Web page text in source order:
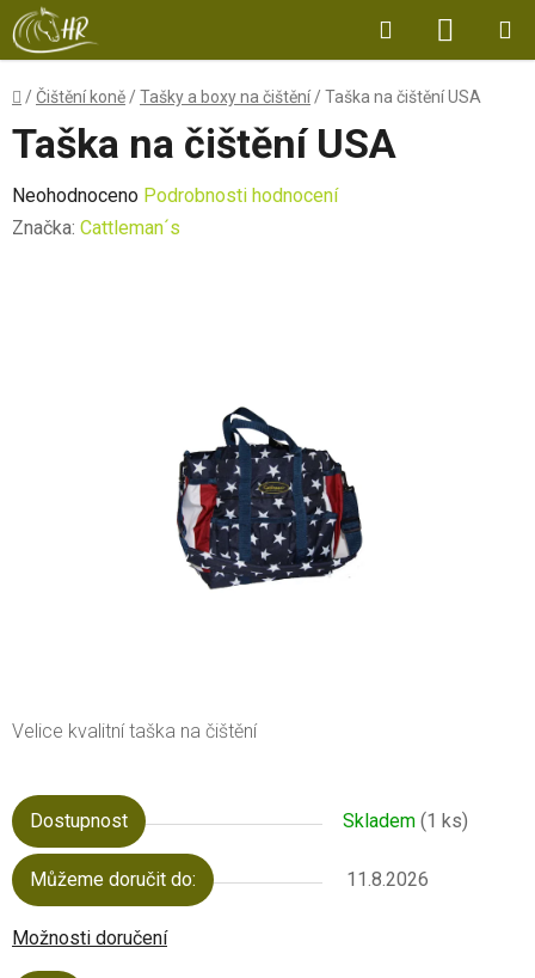
Přejít
na
obsah
Hledat
KOŠÍK
Domů
/ Čištění koně /Tašky a boxy na čištění /Taška na čištění USA
Velice kvalitní taška na čištění
Dostupnost Skladem (1 ks)
Můžeme doručit do: 11.8.2026
Možnosti doručení
Taška na čištění USA
Průměrné
hodnocení
Neohodnoceno Podrobnosti hodnocení
Značka: Cattleman´s